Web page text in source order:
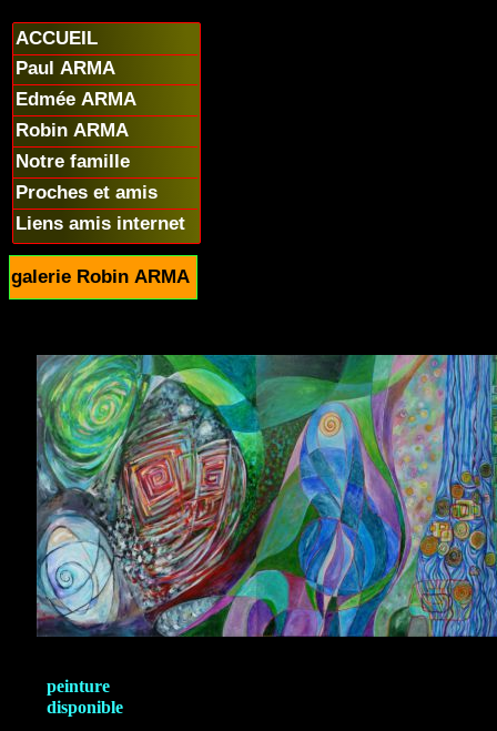
peinture
disponible
ACCUEIL
Paul ARMA
Edmée ARMA
Robin ARMA
Notre famille
Proches et amis
Liens amis internet
galerie Robin ARMA